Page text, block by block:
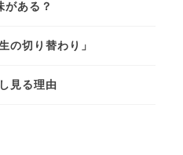
がある？
の切り替わり」
見る理由